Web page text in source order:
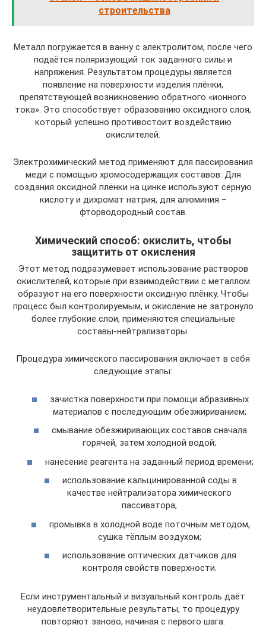
строительства
Металл погружается в ванну с электролитом, после чего
подаётся поляризующий ток заданного силы и
напряжения. Результатом процедуры является
появление на поверхности изделия плёнки,
препятствующей возникновению обратного «ионного
тока». Это способствует образованию оксидного слоя,
который успешно противостоит воздействию
окислителей.
Электрохимический метод применяют для пассирования
меди с помощью хромосодержащих составов. Для
создания оксидной плёнки на цинке используют серную
кислоту и дихромат натрия, для алюминия –
фторводородный состав.
Химический способ: окислить, чтобы
защитить от окисления
Этот метод подразумевает использование растворов
окислителей, которые при взаимодействии с металлом
образуют на его поверхности оксидную плёнку. Чтобы
процесс был контролируемым, и окисление не затронуло
более глубокие слои, применяются специальные
составы-нейтрализаторы.
Процедура химического пассирования включает в себя
следующие этапы:
зачистка поверхности при помощи абразивных
материалов с последующим обезжириванием;
смывание обезжиривающих составов сначала
горячей, затем холодной водой;
нанесение реагента на заданный период времени;
использование кальцинированной соды в
качестве нейтрализатора химического
пассиватора;
промывка в холодной воде поточным методом,
сушка тёплым воздухом;
использование оптических датчиков для
контроля свойств поверхности.
Если инструментальный и визуальный контроль даёт
неудовлетворительные результаты, то процедуру
повторяют заново, начиная с первого шага.